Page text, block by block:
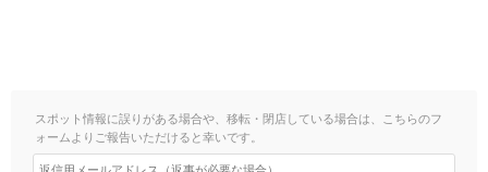
スポット情報に誤りがある場合や、移転・閉店している場合は、こちらのフ
ォームよりご報告いただけると幸いです。